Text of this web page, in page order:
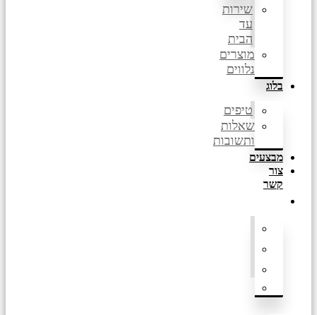
שירות
עד
הבית
מוצרים
נלווים
בלוג
טיפים
שאלות
ותשובות
מבצעים
צור
קשר